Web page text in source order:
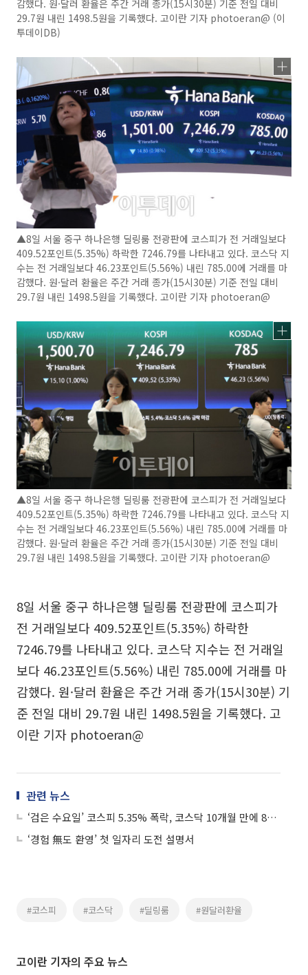
감했다. 원·달러 환율은 주간 거래 종가(15시30분) 기준 전일 대비
29.7원 내린 1498.5원을 기록했다. 고이란 기자 photoeran@ (이
투데이DB)
▲8일 서울 중구 하나은행 딜링룸 전광판에 코스피가 전 거래일보다
409.52포인트(5.35%) 하락한 7246.79를 나타내고 있다. 코스닥 지
수는 전 거래일보다 46.23포인트(5.56%) 내린 785.00에 거래를 마
감했다. 원·달러 환율은 주간 거래 종가(15시30분) 기준 전일 대비
29.7원 내린 1498.5원을 기록했다. 고이란 기자 photoeran@
▲8일 서울 중구 하나은행 딜링룸 전광판에 코스피가 전 거래일보다
409.52포인트(5.35%) 하락한 7246.79를 나타내고 있다. 코스닥 지
수는 전 거래일보다 46.23포인트(5.56%) 내린 785.00에 거래를 마
감했다. 원·달러 환율은 주간 거래 종가(15시30분) 기준 전일 대비
29.7원 내린 1498.5원을 기록했다. 고이란 기자 photoeran@
8일 서울 중구 하나은행 딜링룸 전광판에 코스피가
전 거래일보다 409.52포인트(5.35%) 하락한
7246.79를 나타내고 있다. 코스닥 지수는 전 거래일
보다 46.23포인트(5.56%) 내린 785.00에 거래를 마
감했다. 원·달러 환율은 주간 거래 종가(15시30분) 기
준 전일 대비 29.7원 내린 1498.5원을 기록했다. 고
이란 기자 photoeran@
관련 뉴스
‘검은 수요일’ 코스피 5.35% 폭락, 코스닥 10개월 만에 800선 붕괴
‘경험 無도 환영’ 첫 일자리 도전 설명서
#코스피 #코스닥 #딜링룸 #원달러환율
고이란 기자의 주요 뉴스